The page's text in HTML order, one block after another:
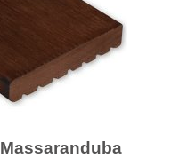
Massaranduba